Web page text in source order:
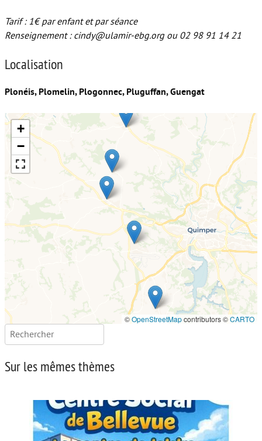
Tarif : 1€ par enfant et par séance
Renseignement : cindy@ulamir-ebg.org ou 02 98 91 14 21
Localisation
Plonéis, Plomelin, Plogonnec, Pluguffan, Guengat
+
−
©OpenStreetMapcontributors ©CARTO
Rechercher :
Sur les mêmes thèmes